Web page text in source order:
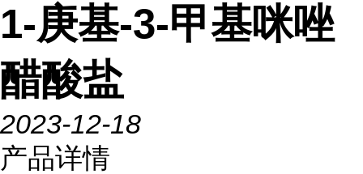
1-庚基-3-甲基咪唑
醋酸盐
2023-12-18
产品详情